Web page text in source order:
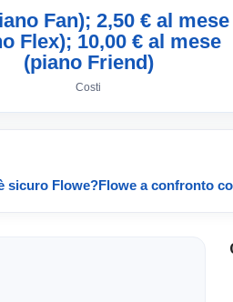
Fan); 2,50 € al mese
Flex); 10,00 € al mese
(piano Friend)
Costi
sicuro Flowe?Flowe a confronto